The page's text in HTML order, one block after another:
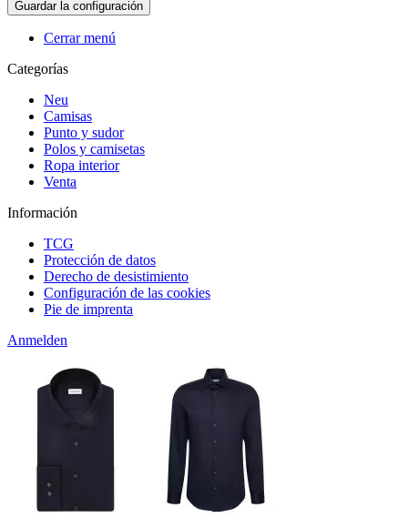
Cerrar menú
Categorías
Neu
Camisas
Punto y sudor
Polos y camisetas
Ropa interior
Venta
Información
TCG
Protección de datos
Derecho de desistimiento
Configuración de las cookies
Pie de imprenta
Anmelden